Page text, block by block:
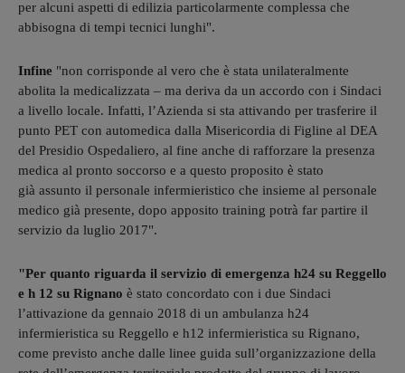
per alcuni aspetti di edilizia particolarmente complessa che
abbisogna di tempi tecnici lunghi".
Infine "non corrisponde al vero che è stata unilateralmente
abolita la medicalizzata – ma deriva da un accordo con i Sindaci
a livello locale. Infatti, l’Azienda si sta attivando per trasferire il
punto PET con automedica dalla Misericordia di Figline al DEA
del Presidio Ospedaliero, al fine anche di rafforzare la presenza
medica al pronto soccorso e a questo proposito è stato
già assunto il personale infermieristico che insieme al personale
medico già presente, dopo apposito training potrà far partire il
servizio da luglio 2017".
"Per quanto riguarda il servizio di emergenza h24 su Reggello
e h 12 su Rignano è stato concordato con i due Sindaci
l’attivazione da gennaio 2018 di un ambulanza h24
infermieristica su Reggello e h12 infermieristica su Rignano,
come previsto anche dalle linee guida sull’organizzazione della